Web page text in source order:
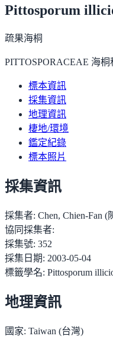
Pittosporum
疏果海桐
PITTOSPORACEAE 海桐
標本資訊
採集資訊
地理資訊
棲地/環境
鑑定紀錄
標本照片
採集資訊
採集者: Chen, Chien-Fan (
協同採集者:
採集號: 352
採集日期: 2003-05-04
標籤學名: Pittosporum
地理資訊
國家: Taiwan (台灣)